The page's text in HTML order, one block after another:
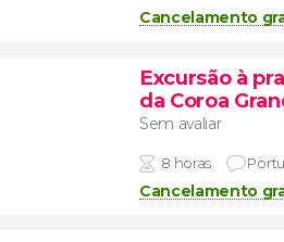
Cancelamento
Excursão à
da Coroa
Sem avaliar
8 horas
Cancelamento